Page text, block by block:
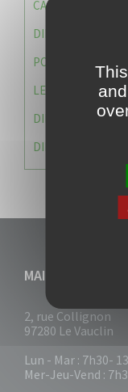
CAISSE DES ÉCOLES
DIRECTION DES
POLICE
LE CABINET DU
DIRECTION DES
DIRECTION DU
MAIRIE DU
2, rue Collignon
97280 Le Vauclin
Lun - Mar : 7h30-
Mer-Jeu-Vend :